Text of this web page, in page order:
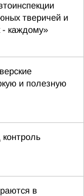
тверичей и
- каждому»
и полезную
в